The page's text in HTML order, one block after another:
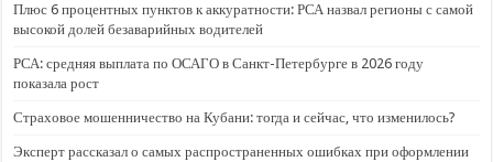
Плюс 6 процентных пунктов к аккуратности: РСА назвал регионы с самой
высокой долей безаварийных водителей
РСА: средняя выплата по ОСАГО в Санкт-Петербурге в 2026 году
показала рост
Страховое мошенничество на Кубани: тогда и сейчас, что изменилось?
Эксперт рассказал о самых распространенных ошибках при оформлении